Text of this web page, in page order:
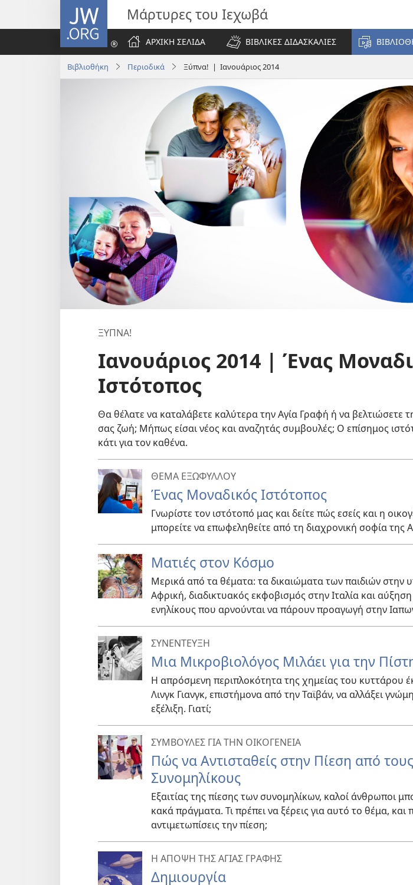
JW.ORG Μάρτυρες του Ιεχωβά
ΑΡΧΙΚΗ ΣΕΛΙΔΑ
ΒΙΒΛΙΚΕΣ ΔΙΔΑΣΚΑΛΙΕΣ
Βιβλιοθήκη Περιοδικά Ξύπνα! | Ιανουάριος 2014
ΞΥΠΝΑ!
Ιανουάριος 2014 | Ένας
Ιστότοπος
Θα θέλατε να καταλάβετε καλύτερα την Αγία Γραφή ή να βελτιώσετε
σας ζωή; Μήπως είσαι νέος και αναζητάς συμβουλές; Ο επίσημος
κάτι για τον καθένα.
ΘΕΜΑ ΕΞΩΦΥΛΛΟΥ
Ένας Μοναδικός Ιστότοπος
Γνωρίστε τον ιστότοπό μας και δείτε πώς εσείς και η
μπορείτε να επωφεληθείτε από τη διαχρονική σοφία της
Ματιές στον Κόσμο
Μερικά από τα θέματα: τα δικαιώματα των παιδιών στην
Αφρική, διαδικτυακός εκφοβισμός στην Ιταλία και
ενηλίκους που αρνούνται να πάρουν προαγωγή στην
ΣΥΝΕΝΤΕΥΞΗ
Μια Μικροβιολόγος Μιλάει για την
Η απρόσμενη περιπλοκότητα της χημείας του κυττάρου
Λινγκ Γιανγκ, επιστήμονα από την Ταϊβάν, να αλλάξει
εξέλιξη. Γιατί;
ΣΥΜΒΟΥΛΕΣ ΓΙΑ ΤΗΝ ΟΙΚΟΓΕΝΕΙΑ
Πώς να Αντισταθείς στην Πίεση από τους
Συνομηλίκους
Εξαιτίας της πίεσης των συνομηλίκων, καλοί άνθρωποι
κακά πράγματα. Τι πρέπει να ξέρεις για αυτό το θέμα, και
αντιμετωπίσεις την πίεση;
Η ΑΠΟΨΗ ΤΗΣ ΑΓΙΑΣ ΓΡΑΦΗΣ
Δημιουργία